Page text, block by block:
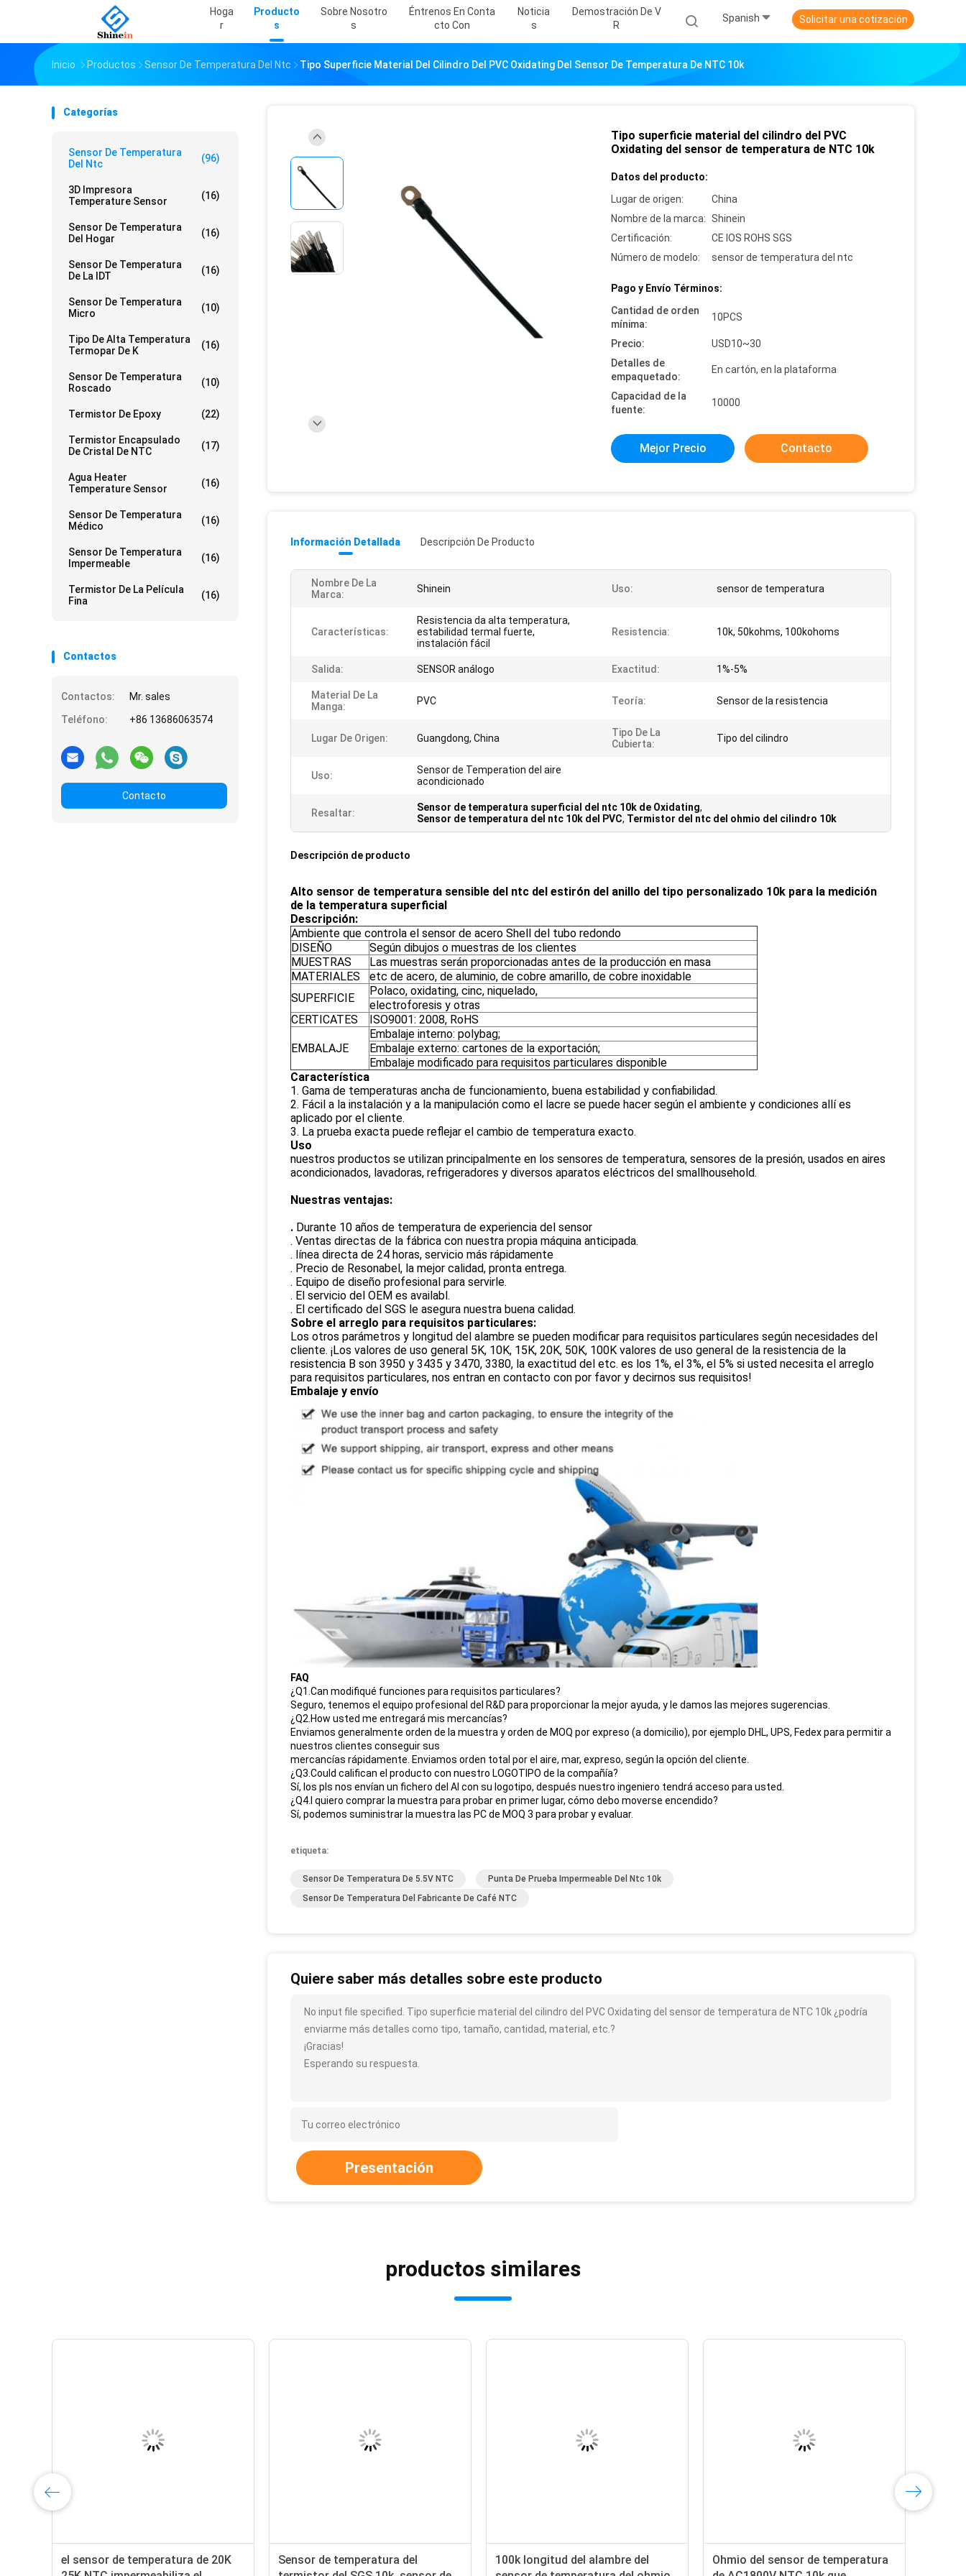
Hoga
R
Producto
S
Sobre Nosotro
S
Éntrenos En Conta
Cto Con
Noticia
S
Demostración De V
R
Spanish Solicitar una cotización
Inicio Productos Sensor De Temperatura Del Ntc Tipo Superficie Material Del Cilindro Del PVC Oxidating Del Sensor De Temperatura De NTC 10k
Categorías
Sensor De Temperatura
Del Ntc
(96)
3D Impresora
Temperature Sensor
(16)
Sensor De Temperatura
Del Hogar
(16)
Sensor De Temperatura
De La IDT
(16)
Sensor De Temperatura
Micro
(10)
Tipo De Alta Temperatura
Termopar De K
(16)
Sensor De Temperatura
Roscado
(10)
Termistor De Epoxy (22)
Termistor Encapsulado
De Cristal De NTC
(17)
Agua Heater
Temperature Sensor
(16)
Sensor De Temperatura
Médico
(16)
Sensor De Temperatura
Impermeable
(16)
Termistor De La Película
Fina
(16)
Contactos
Contactos:
Mr. sales
Teléfono:
+86 13686063574
Contacto
Tipo superficie material del cilindro del PVC
Oxidating del sensor de temperatura de NTC 10k
Datos del producto:
Lugar de origen:
China
Nombre de la marca: Shinein
Certificación:
CE IOS ROHS SGS
Número de modelo:
sensor de temperatura del ntc
Pago y Envío Términos:
Cantidad de orden
mínima:
10PCS
Precio:
USD10~30
Detalles de
empaquetado:
En cartón, en la plataforma
Capacidad de la
fuente:
10000
Mejor Precio Contacto
Información Detallada Descripción De Producto
Nombre De La
Marca:
Shinein Uso: sensor de temperatura
Características:
Resistencia da alta temperatura,
estabilidad termal fuerte,
instalación fácil
Resistencia: 10k, 50kohms, 100kohoms
Salida: SENSOR análogo Exactitud: 1%-5%
Material De La
Manga:
PVC Teoría: Sensor de la resistencia
Lugar De Origen: Guangdong, China
Tipo De La
Cubierta:
Tipo del cilindro
Uso:
Sensor de Temperation del aire
acondicionado
Resaltar: Sensor de temperatura superficial del ntc 10k de Oxidating,
Sensor de temperatura del ntc 10k del PVC, Termistor del ntc del ohmio del cilindro 10k
Descripción de producto
Alto sensor de temperatura sensible del ntc del estirón del anillo del tipo personalizado 10k para la medición
de la temperatura superficial
Descripción:
Ambiente que controla el sensor de acero Shell del tubo redondo
DISEÑO
Según dibujos o muestras de los clientes
MUESTRAS
Las muestras serán proporcionadas antes de la producción en masa
MATERIALES
etc de acero, de aluminio, de cobre amarillo, de cobre inoxidable
SUPERFICIE
Polaco, oxidating, cinc, niquelado,
electroforesis y otras
CERTICATES
ISO9001: 2008, RoHS
EMBALAJE
Embalaje interno: polybag;
Embalaje externo: cartones de la exportación;
Embalaje modificado para requisitos particulares disponible
Característica
1. Gama de temperaturas ancha de funcionamiento, buena estabilidad y confiabilidad.
2. Fácil a la instalación y a la manipulación como el lacre se puede hacer según el ambiente y condiciones allí es
aplicado por el cliente.
3. La prueba exacta puede reflejar el cambio de temperatura exacto.
Uso
nuestros productos se utilizan principalmente en los sensores de temperatura, sensores de la presión, usados en aires
acondicionados, lavadoras, refrigeradores y diversos aparatos eléctricos del smallhousehold.
Nuestras ventajas:
. Durante 10 años de temperatura de experiencia del sensor
. Ventas directas de la fábrica con nuestra propia máquina anticipada.
. línea directa de 24 horas, servicio más rápidamente
. Precio de Resonabel, la mejor calidad, pronta entrega.
. Equipo de diseño profesional para servirle.
. El servicio del OEM es availabl.
. El certificado del SGS le asegura nuestra buena calidad.
Sobre el arreglo para requisitos particulares:
Los otros parámetros y longitud del alambre se pueden modificar para requisitos particulares según necesidades del
cliente. ¡Los valores de uso general 5K, 10K, 15K, 20K, 50K, 100K valores de uso general de la resistencia de la
resistencia B son 3950 y 3435 y 3470, 3380, la exactitud del etc. es los 1%, el 3%, el 5% si usted necesita el arreglo
para requisitos particulares, nos entran en contacto con por favor y decirnos sus requisitos!
Embalaje y envío
FAQ
¿Q1.Can modifiqué funciones para requisitos particulares?
Seguro, tenemos el equipo profesional del R&D para proporcionar la mejor ayuda, y le damos las mejores sugerencias.
¿Q2.How usted me entregará mis mercancías?
Enviamos generalmente orden de la muestra y orden de MOQ por expreso (a domicilio), por ejemplo DHL, UPS, Fedex para permitir a
nuestros clientes conseguir sus
mercancías rápidamente. Enviamos orden total por el aire, mar, expreso, según la opción del cliente.
¿Q3.Could califican el producto con nuestro LOGOTIPO de la compañía?
Sí, los pls nos envían un fichero del AI con su logotipo, después nuestro ingeniero tendrá acceso para usted.
¿Q4.I quiero comprar la muestra para probar en primer lugar, cómo debo moverse encendido?
Sí, podemos suministrar la muestra las PC de MOQ 3 para probar y evaluar.
etiqueta:
Sensor De Temperatura De 5.5V NTC
Punta De Prueba Impermeable Del Ntc 10k
Sensor De Temperatura Del Fabricante De Café NTC
Quiere saber más detalles sobre este producto
No input file specified. Tipo superficie material del cilindro del PVC Oxidating del sensor de temperatura de NTC 10k ¿podría
enviarme más detalles como tipo, tamaño, cantidad, material, etc.?
¡Gracias!
Esperando su respuesta.
Presentación
productos similares
el sensor de temperatura de 20K
Sensor de temperatura del
100k longitud del alambre del
Ohmio del sensor de temperatura